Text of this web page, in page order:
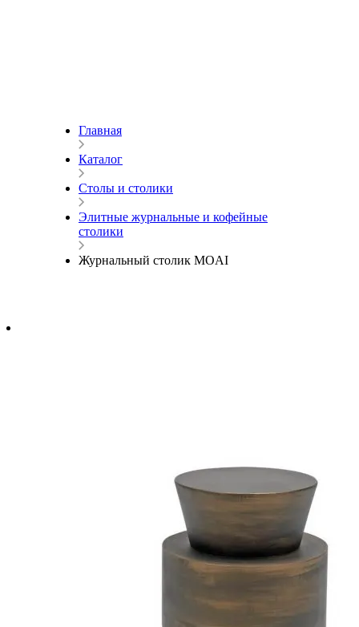
Главная
Каталог
Столы и столики
Элитные журнальные и кофейные
столики
Журнальный столик MOAI